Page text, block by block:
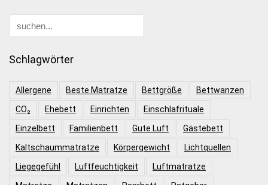
Schlagwörter
Allergene Beste Matratze Bettgröße
Bettwanzen
CO₂
Ehebett Einrichten
Einschlafrituale
Einzelbett
Familienbett Gute Luft
Gästebett
Kaltschaummatratze
Körpergewicht
Lichtquellen
Liegegefühl
Luftfeuchtigkeit
Luftmatratze